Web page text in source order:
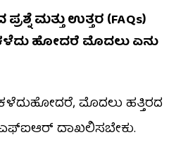
ಮತ್ತು ಉತ್ತರ (FAQs)
ಹೋದರೆ ಮೊದಲು ಏನು
ಮೊದಲು ಹತ್ತಿರದ
ದಾಖಲಿಸಬೇಕು.